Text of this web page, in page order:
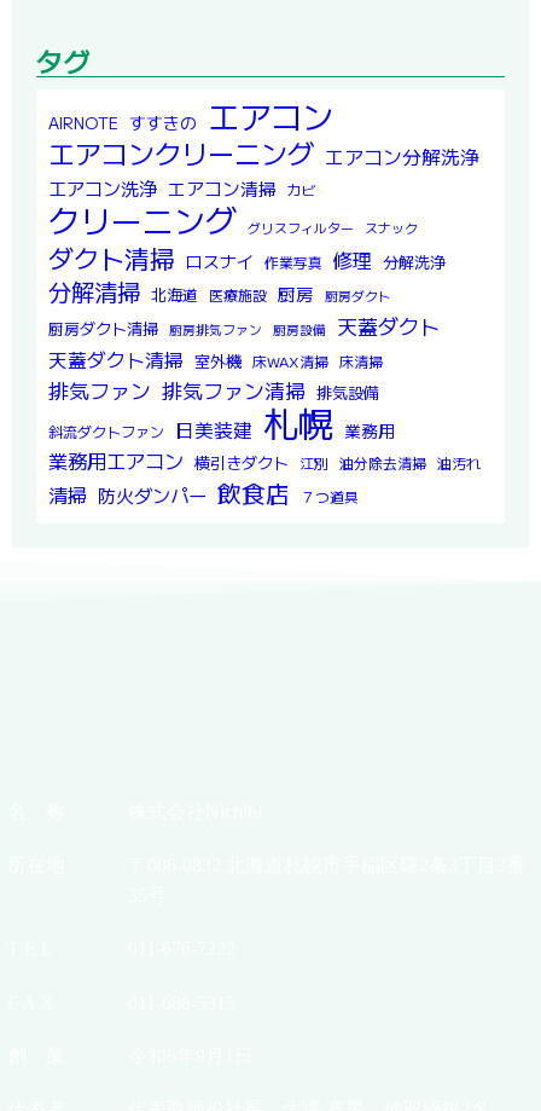
タグ
AIRNOTE すすきの エアコン
エアコンクリーニング エアコン分解洗浄
エアコン洗浄 エアコン清掃 カビ
クリーニング グリスフィルター スナック
ダクト清掃 ロスナイ 作業写真 修理 分解洗浄
分解清掃 北海道 医療施設 厨房 厨房ダクト
厨房ダクト清掃 厨房排気ファン 厨房設備 天蓋ダクト
天蓋ダクト清掃 室外機 床WAX清掃 床清掃
排気ファン 排気ファン清掃 排気設備
斜流ダクトファン 日美装建 札幌 業務用
業務用エアコン 横引きダクト 江別 油分除去清掃 油汚れ
清掃 防火ダンパー 飲食店 ７つ道具